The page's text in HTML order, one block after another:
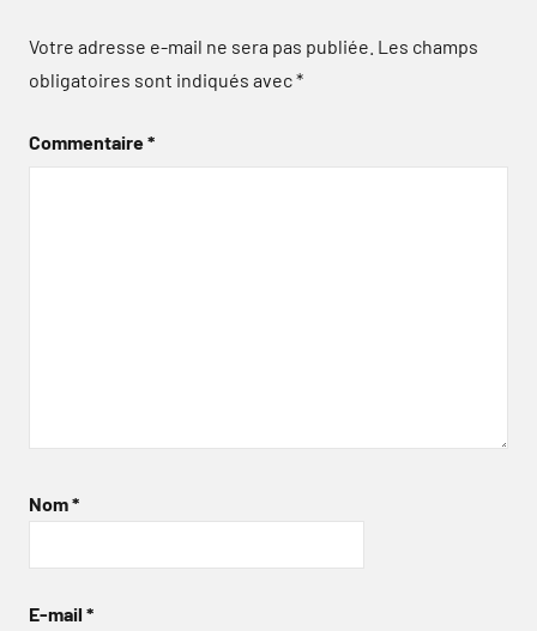
Votre adresse e-mail ne sera pas publiée. Les champs
obligatoires sont indiqués avec*
Commentaire*
Nom*
E-mail *